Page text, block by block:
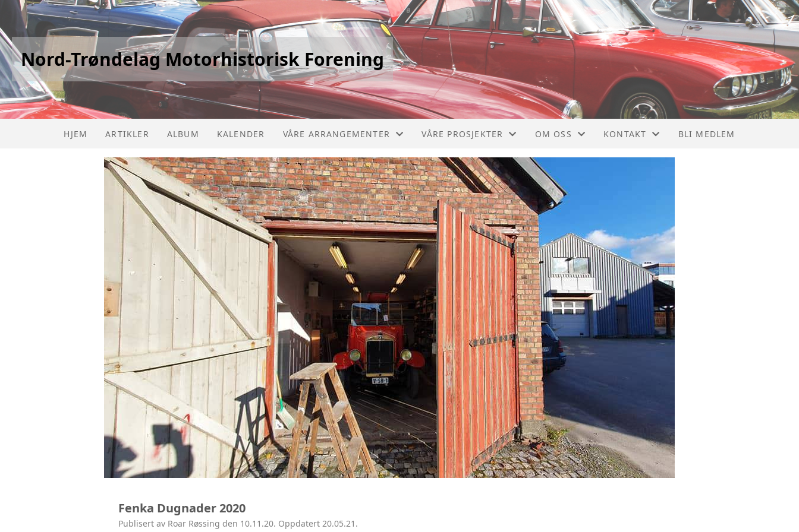
Nord-Trøndelag Motorhistorisk Forening
HJEM ARTIKLER ALBUM KALENDER VÅRE ARRANGEMENTER
STIKLESTADLØPET
VERDALSRACE
VÅRE PROSJEKTER
PICCOLO 1910
CHEVROLET BUSS 1929
VIVINUS 1909
MERCEDES BRANNBIL 1928
FARGO LASTEBIL 1947
OM OSS
OM NTMF
VEDTEKTER
MEDLEMSBLAD
MEDLEMSKAP
KONTAKT
NYTTIGE LINKER
BLI MEDLEM
Fenka Dugnader 2020
Publisert av Roar Røssing den 10.11.20. Oppdatert 20.05.21.